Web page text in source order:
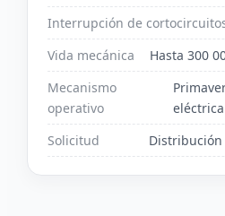
Interrupción de
Vida mecánica
Hasta 300
Mecanismo
operativo
eléctrica
Solicitud